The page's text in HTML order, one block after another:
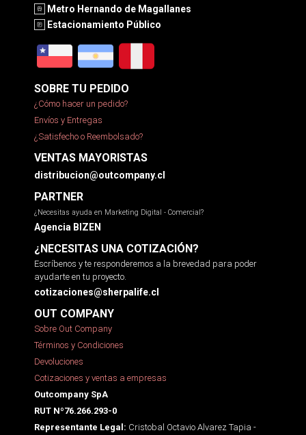
Metro Hernando de Magallanes
Estacionamiento Público
SOBRE TU PEDIDO
¿Cómo hacer un pedido?
Envíos y Entregas
¿Satisfecho o Reembolsado?
VENTAS MAYORISTAS
distribucion@outcompany.cl
PARTNER
¿Necesitas ayuda en Marketing Digital - Comercial?
Agencia BIZEN
¿NECESITAS UNA COTIZACIÓN?
Escríbenos y te responderemos a la brevedad para poder
ayudarte en tu proyecto.
cotizaciones@sherpalife.cl
OUT COMPANY
Sobre Out Company
Términos y Condiciones
Devoluciones
Cotizaciones y ventas a empresas
Outcompany SpA
RUT Nº76.266.293-0
Representante Legal: Cristobal Octavio Alvarez Tapia -